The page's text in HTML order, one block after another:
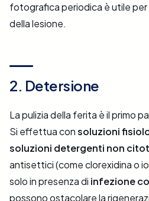
fotografica periodica è utile per
della lesione.
2. Detersione
La pulizia della ferita è il primo
Si effettua consoluzioni
soluzioni detergenti non
antisettici (come clorexidina o
solo in presenza di infezione
possono ostacolare la